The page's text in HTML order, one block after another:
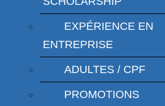
EXPÉRIENCE EN
ENTREPRISE
ADULTES / CPF
PROMOTIONS